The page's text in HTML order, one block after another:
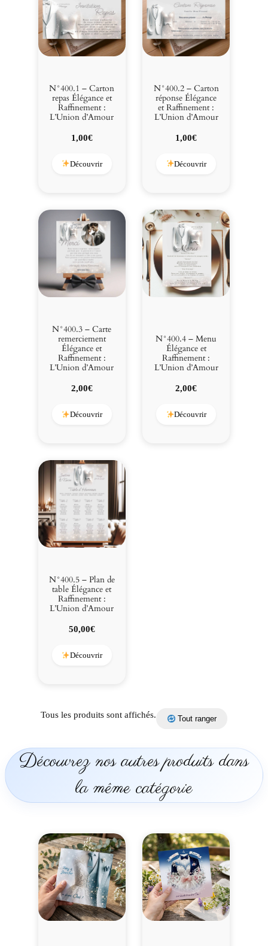
N°400.1 – Carton
repas Élégance et
Raffinement :
L’Union d’Amour
1,00€
Découvrir
N°400.2 – Carton
réponse Élégance
et Raffinement :
L’Union d’Amour
1,00€
Découvrir
N°400.3 – Carte
remerciement
Élégance et
Raffinement :
L’Union d’Amour
2,00€
Découvrir
N°400.4 – Menu
Élégance et
Raffinement :
L’Union d’Amour
2,00€
Découvrir
N°400.5 – Plan de
table Élégance et
Raffinement :
L’Union d’Amour
50,00€
Découvrir
Tous les produits sont affichés. Tout ranger
Découvrez nos autres produits dans
la même catégorie